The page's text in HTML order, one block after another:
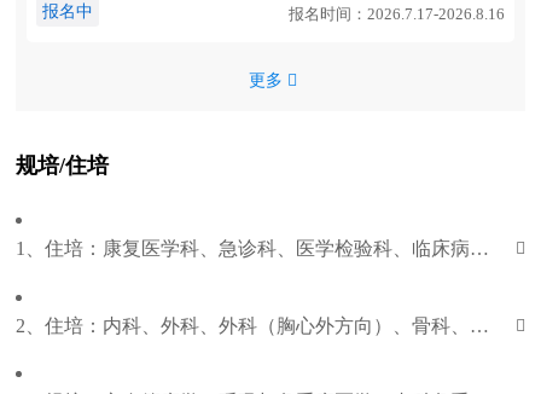
报名中 报名时间：2026.7.17-2026.8.16
更多 
规培/住培
1、住培：康复医学科、急诊科、医学检验科、临床病理科、全科医学科 
2、住培：内科、外科、外科（胸心外方向）、骨科、妇产科、急诊科、重症医学科、神经内科、皮肤科、眼科、耳鼻咽喉科、康复医学科、麻醉科、放射科、超声医学科、核医学科、医学检验科、临床病理科、口腔全科、全科医学科、放射肿瘤科 